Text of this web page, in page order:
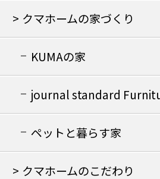
クマホームの家づくり
KUMAの家
journal standard
の家
ペットと暮らす家
クマホームのこだわり